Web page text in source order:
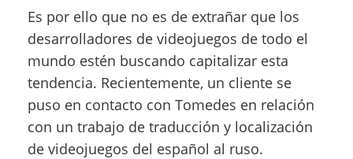
Es por ello que no es de extrañar que los
desarrolladores de videojuegos de todo el
mundo estén buscando capitalizar esta
tendencia. Recientemente, un cliente se
puso en contacto con Tomedes en relación
con un trabajo de traducción y localización
de videojuegos del español al ruso.